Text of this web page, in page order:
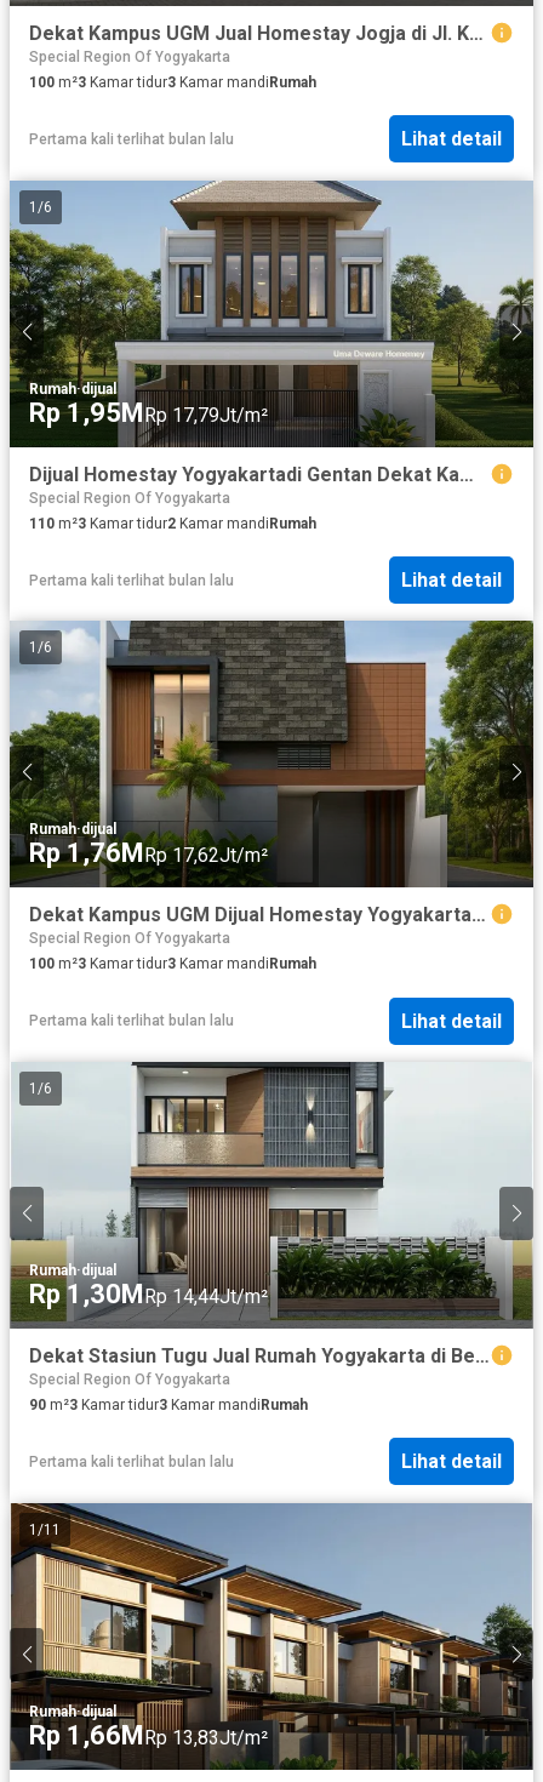
Dekat Kampus UGM Jual Homestay Jogja di Jl. Kaliurang Km.10
Special Region Of Yogyakarta
100 m²3 Kamar tidur3 Kamar mandi Rumah
Pertama kali terlihat bulan lalu Lihat detail
1 /6
Rumah·dijual
Rp 1,95MRp 17,79Jt/m²
Dijual Homestay Yogyakartadi Gentan Dekat Kampus UGM
Special Region Of Yogyakarta
110 m²3 Kamar tidur2 Kamar mandiRumah
Pertama kali terlihat bulan lalu Lihat detail
1 /6
Rumah·dijual
Rp 1,76MRp 17,62Jt/m²
Dekat Kampus UGM Dijual Homestay Yogyakartadi Gentan
Special Region Of Yogyakarta
100 m²3 Kamar tidur3 Kamar mandi Rumah
Pertama kali terlihat bulan lalu Lihat detail
1 /6
Rumah·dijual
Rp 1,30MRp 14,44Jt/m²
Dekat Stasiun Tugu Jual Rumah Yogyakarta di Bener
Special Region Of Yogyakarta
90 m²3 Kamar tidur3 Kamar mandiRumah
Pertama kali terlihat bulan lalu Lihat detail
1 /11
Rumah·dijual
Rp 1,66MRp 13,83Jt/m²